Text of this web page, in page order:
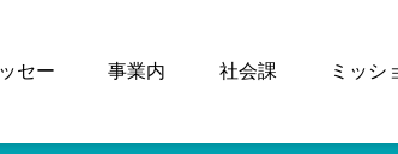
セー 事業内 社会課 ミッシ